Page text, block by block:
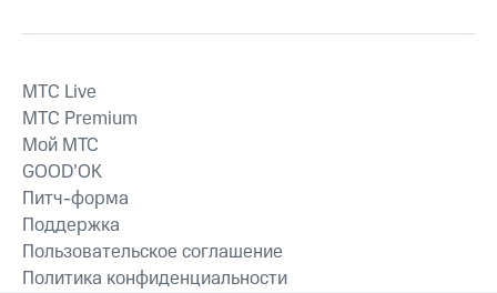
MTС Live
MTС Premium
Мой МТС
GOOD’OK
Питч-форма
Поддержка
Пользовательское соглашение
Политика конфиденциальности